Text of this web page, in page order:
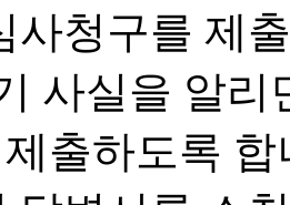
사청구를 제
사실을 알
출하도록 합